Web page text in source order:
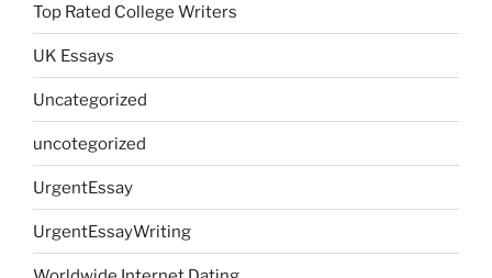
Top Rated College Writers
UK Essays
Uncategorized
uncotegorized
UrgentEssay
UrgentEssayWriting